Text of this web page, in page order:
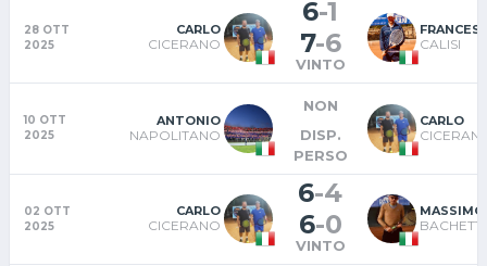
28 OTT
2025
CARLO
CICERANO
6-1
7-6
VINTO
CALISI
10 OTT
2025
ANTONIO
NAPOLITANO
NON
DISP.
PERSO
CARLO
02 OTT
2025
CARLO
CICERANO
6-4
6-0
VINTO
MASSIMO
BACHETTI